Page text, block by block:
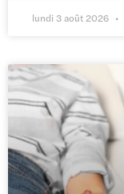
lundi 3 août 2026